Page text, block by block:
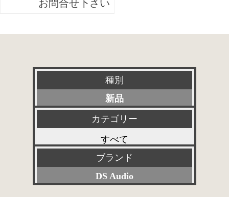
お問合せ下さい
種別
新品
特選アクセサリー
委託販売品
特価品
その他委託販売品
カテゴリー
すべて
プリアンプ
パワーアンプ
ブランド
DS Audio